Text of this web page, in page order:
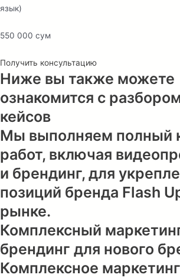
язык)
550 000 сум
Получить консультацию
Ниже вы также можете
ознакомится с
кейсов
Мы выполняем полный
работ, включая
и брендинг, для
позиций бренда Flash
рынке.
Комплексный
брендинг для нового
Комплексное